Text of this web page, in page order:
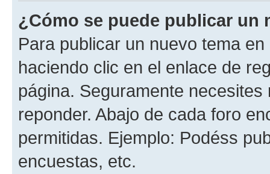
¿Cómo se puede publicar un
Para publicar un nuevo tema
haciendo clic en el enlace de
página. Seguramente
reponder. Abajo de cada foro
permitidas. Ejemplo: Podéss
encuestas, etc.